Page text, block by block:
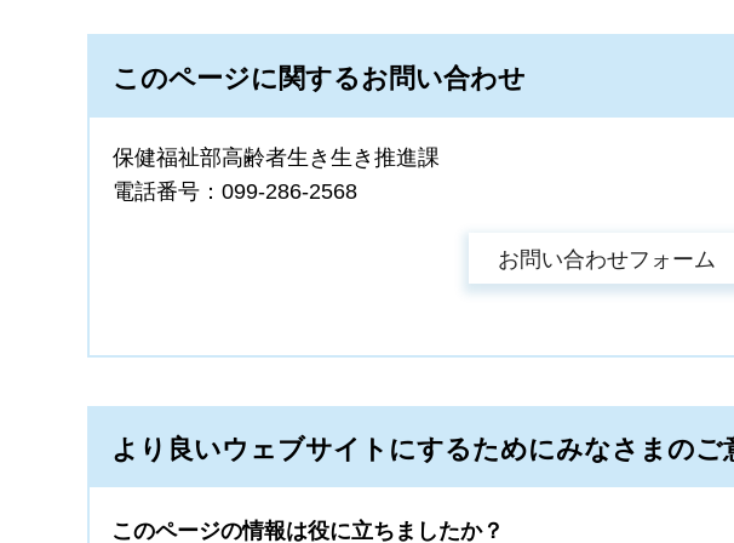
このページに関するお問い合わせ
保健福祉部高齢者生き生き推進課
電話番号：099-286-2568
より良いウェブサイトにするためにみなさまのご
このページの情報は役に立ちましたか？